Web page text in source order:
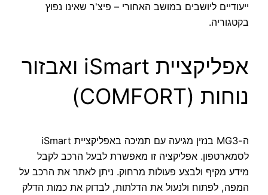
ייעודיים ליושבים במושב האחורי – פיצ'ר שאינו נפוץ
בקטגוריה.
אפליקציית iSmart ואבזור
נוחות (COMFORT)
ה-MG3 בנזין מגיעה עם תמיכה באפליקציית iSmart
לסמארטפון. אפליקציה זו מאפשרת לבעל הרכב לקבל
מידע מקיף ולבצע פעולות מרחוק. ניתן לאתר את הרכב על
המפה, לפתוח ולנעול את הדלתות, לבדוק את כמות הדלק